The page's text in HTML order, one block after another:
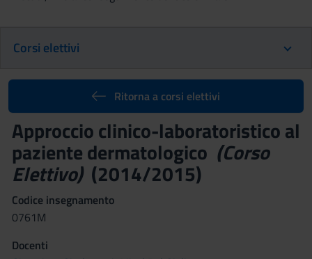
Corsi elettivi
Ritorna a corsi elettivi
Approccio clinico-laboratoristico al
paziente dermatologico (Corso
Elettivo)(2014/2015)
Codice insegnamento
0761M
Docenti